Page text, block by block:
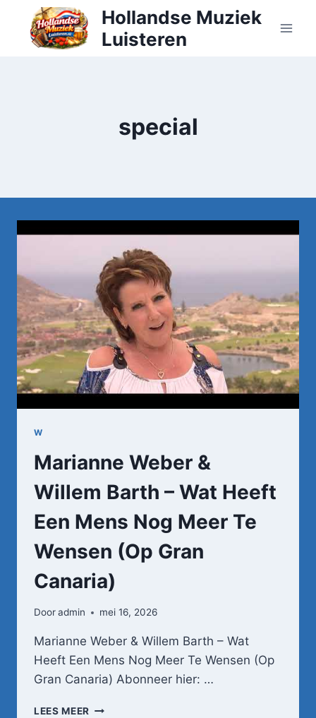
Doorgaan
inhoud
Hollandse Muziek
Luisteren
special
W
Marianne Weber &
Willem Barth – Wat Heeft
Een Mens Nog Meer Te
Wensen (Op Gran
Canaria)
Dooradmin mei 16, 2026
Marianne Weber & Willem Barth – Wat
Heeft Een Mens Nog Meer Te Wensen (Op
Gran Canaria) Abonneer hier: …
LEES MEER MARIANNE